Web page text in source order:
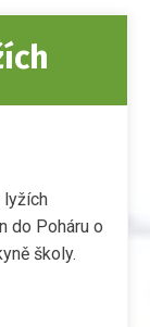
lyžích
do Poháru o
školy.